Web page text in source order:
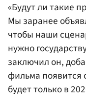
«Будут ли такие
Мы заранее
чтобы наши
нужно
заключил он,
фильма появится
будет только в